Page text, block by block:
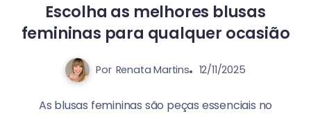
Escolha as melhores blusas
femininas para qualquer ocasião
Por Renata Martins 12/11/2025
As blusas femininas são peças essenciais no